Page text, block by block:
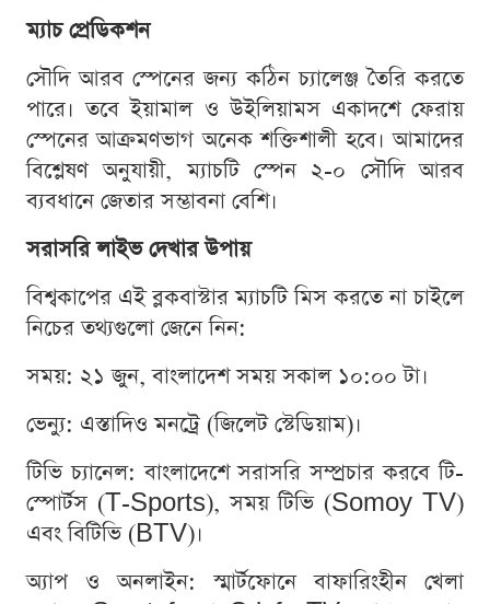
ম্যাচ প্রেডিকশন
সৌদি আরব স্পেনের জন্য কঠিন চ্যালেঞ্জ তৈরি করতে
পারে। তবে ইয়ামাল ও উইলিয়ামস একাদশে ফেরায়
স্পেনের আক্রমণভাগ অনেক শক্তিশালী হবে। আমাদের
বিশ্লেষণ অনুযায়ী, ম্যাচটি স্পেন ২-০ সৌদি আরব
ব্যবধানে জেতার সম্ভাবনা বেশি।
সরাসরি লাইভ দেখার উপায়
বিশ্বকাপের এই ব্লকবাস্টার ম্যাচটি মিস করতে না চাইলে
নিচের তথ্যগুলো জেনে নিন:
সময়: ২১ জুন, বাংলাদেশ সময় সকাল ১০:০০ টা।
ভেন্যু: এস্তাদিও মনট্রে (জিলেট স্টেডিয়াম)।
টিভি চ্যানেল: বাংলাদেশে সরাসরি সম্প্রচার করবে টি-
স্পোর্টস (T-Sports), সময় টিভি (Somoy TV)
এবং বিটিভি (BTV)।
অ্যাপ ও অনলাইন: স্মার্টফোনে বাফারিংহীন খেলা